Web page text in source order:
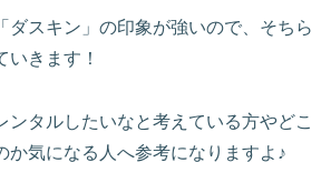
ダスキン」の印象が強いので、そちら
いきます！
ンタルしたいなと考えている方やどこ
か気になる人へ参考になりますよ♪